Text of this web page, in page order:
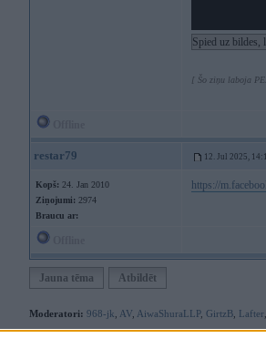
Spied uz bildes,
[ Šo ziņu laboja
restar79 12. Jul 2025,
Kopš: 24. Jan 2010
Ziņojumi: 2974
Braucu ar:
https://
Jauna tēma Atbildēt
Moderatori: 968-jk AV AiwaShuraLLP, GirtzB Lafter